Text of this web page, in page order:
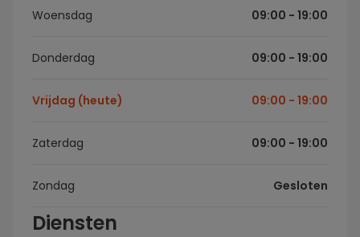
Woensdag 09:00 - 19:00
Donderdag 09:00 - 19:00
Vrijdag (heute) 09:00 - 19:00
Zaterdag 09:00 - 19:00
Zondag Gesloten
Diensten